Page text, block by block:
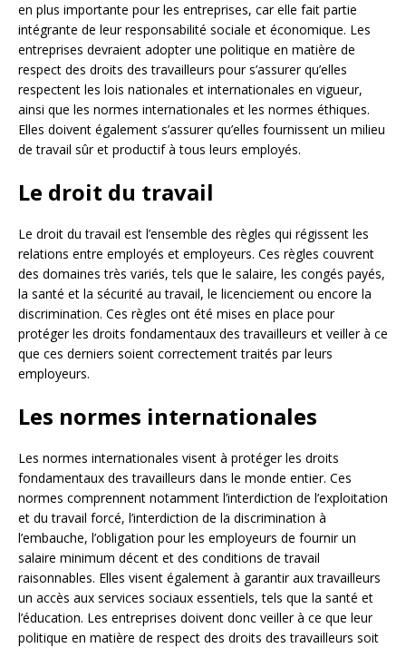
en plus importante pour les entreprises, car elle fait partie
intégrante de leur responsabilité sociale et économique. Les
entreprises devraient adopter une politique en matière de
respect des droits des travailleurs pour s’assurer qu’elles
respectent les lois nationales et internationales en vigueur,
ainsi que les normes internationales et les normes éthiques.
Elles doivent également s’assurer qu’elles fournissent un milieu
de travail sûr et productif à tous leurs employés.
Le droit du travail
Le droit du travail est l’ensemble des règles qui régissent les
relations entre employés et employeurs. Ces règles couvrent
des domaines très variés, tels que le salaire, les congés payés,
la santé et la sécurité au travail, le licenciement ou encore la
discrimination. Ces règles ont été mises en place pour
protéger les droits fondamentaux des travailleurs et veiller à ce
que ces derniers soient correctement traités par leurs
employeurs.
Les normes internationales
Les normes internationales visent à protéger les droits
fondamentaux des travailleurs dans le monde entier. Ces
normes comprennent notamment l’interdiction de l’exploitation
et du travail forcé, l’interdiction de la discrimination à
l’embauche, l’obligation pour les employeurs de fournir un
salaire minimum décent et des conditions de travail
raisonnables. Elles visent également à garantir aux travailleurs
un accès aux services sociaux essentiels, tels que la santé et
l’éducation. Les entreprises doivent donc veiller à ce que leur
politique en matière de respect des droits des travailleurs soit